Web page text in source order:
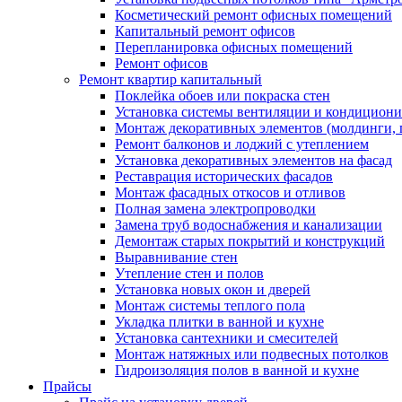
Косметический ремонт офисных помещений
Капитальный ремонт офисов
Перепланировка офисных помещений
Ремонт офисов
Ремонт квартир капитальный
Поклейка обоев или покраска стен
Установка системы вентиляции и
Монтаж декоративных элементов (молдинги,
Ремонт балконов и лоджий с утеплением
Установка декоративных элементов на фасад
Реставрация исторических фасадов
Монтаж фасадных откосов и отливов
Полная замена электропроводки
Замена труб водоснабжения и канализации
Демонтаж старых покрытий и конструкций
Выравнивание стен
Утепление стен и полов
Установка новых окон и дверей
Монтаж системы теплого пола
Укладка плитки в ванной и кухне
Установка сантехники и смесителей
Монтаж натяжных или подвесных потолков
Гидроизоляция полов в ванной и кухне
Прайсы